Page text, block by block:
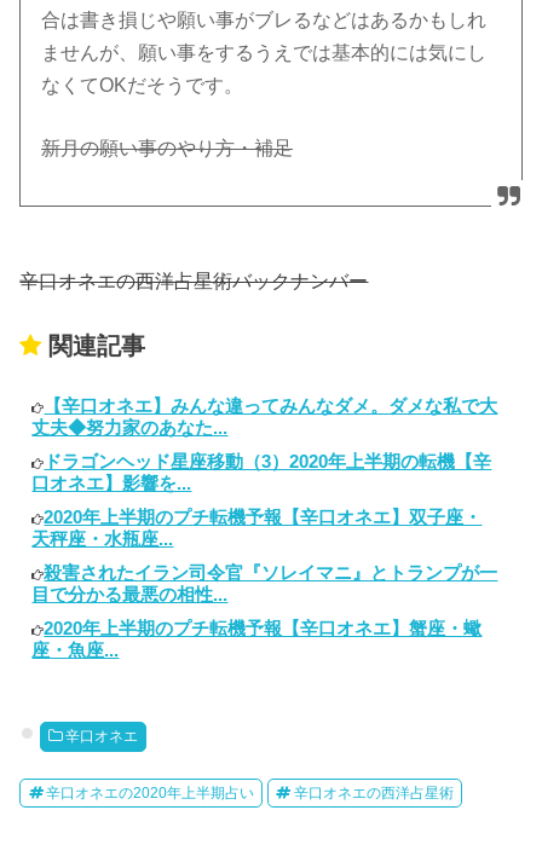
合は書き損じや願い事がブレるなどはあるかもしれ
ませんが、願い事をするうえでは基本的には気にし
なくてOKだそうです。
新月の願い事のやり方・補足
辛口オネエの西洋占星術バックナンバー
関連記事
【辛口オネエ】みんな違ってみんなダメ。ダメな私で大
丈夫◆努力家のあなた...
ドラゴンヘッド星座移動（3）2020年上半期の転機【辛
口オネエ】影響を...
2020年上半期のプチ転機予報【辛口オネエ】双子座・
天秤座・水瓶座...
殺害されたイラン司令官『ソレイマニ』とトランプが一
目で分かる最悪の相性...
2020年上半期のプチ転機予報【辛口オネエ】蟹座・蠍
座・魚座...
辛口オネエ
辛口オネエの2020年上半期占い 辛口オネエの西洋占星術